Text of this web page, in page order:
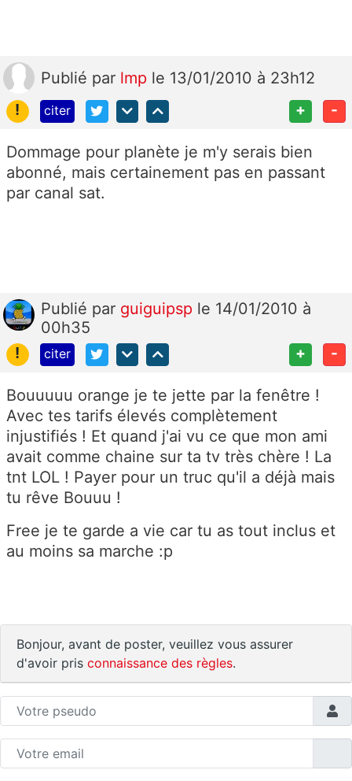
Publié par lmp le 13/01/2010 à 23h12
!
citer + -
Dommage pour planète je m'y serais bien
abonné, mais certainement pas en passant
par canal sat.
Publié par guiguipsp le 14/01/2010 à
00h35
!
citer + -
Bouuuuu orange je te jette par la fenêtre !
Avec tes tarifs élevés complètement
injustifiés ! Et quand j'ai vu ce que mon ami
avait comme chaine sur ta tv très chère ! La
tnt LOL ! Payer pour un truc qu'il a déjà mais
tu rêve Bouuu !
Free je te garde a vie car tu as tout inclus et
au moins sa marche :p
Bonjour, avant de poster, veuillez vous assurer
d'avoir pris connaissance des règles.